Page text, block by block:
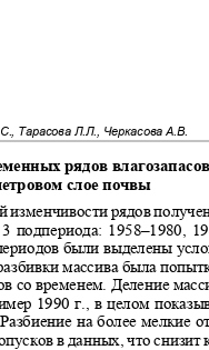
Тарасова Л.Л., Черкасова А.В.
рядов
слое почвы
изменчивости рядов
подпериода: 1958–1980,
были выделены
массива была
со временем. Деление
1990 г , в целом
на более мелкие
в данных, что снизит